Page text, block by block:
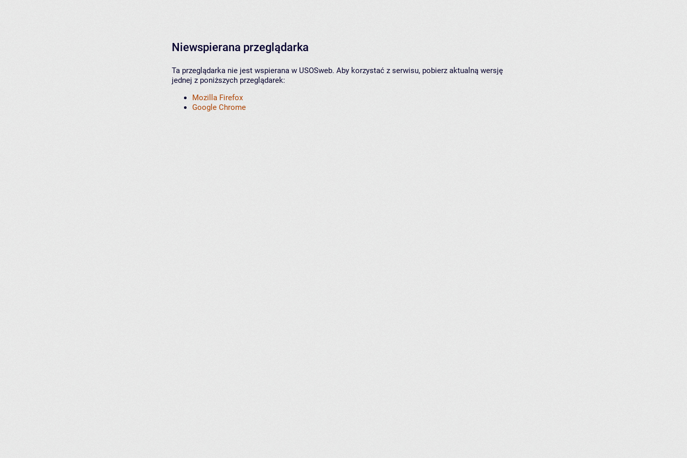
Niewspierana przeglądarka
Ta przeglądarka nie jest wspierana w USOSweb. Aby korzystać z serwisu, pobierz aktualną wersję
jednej z poniższych przeglądarek:
Mozilla Firefox
Google Chrome